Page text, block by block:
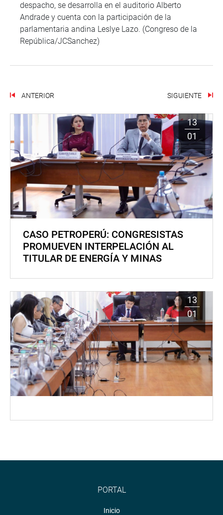
despacho, se desarrolla en el auditorio Alberto
Andrade y cuenta con la participación de la
parlamentaria andina Leslye Lazo. (Congreso de la
República/JCSanchez)
ANTERIOR SIGUIENTE
13
01
CASO PETROPERÚ: CONGRESISTAS
PROMUEVEN INTERPELACIÓN AL
TITULAR DE ENERGÍA Y MINAS
13
01
PORTAL
Inicio